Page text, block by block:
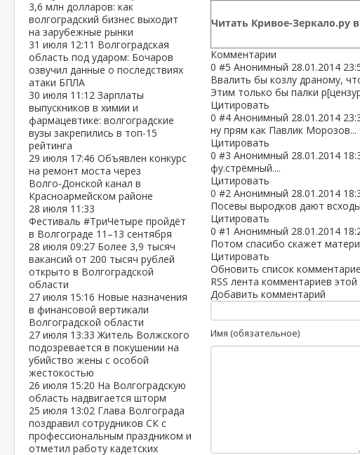
3,6 млн долларов: как
волгоградский бизнес выходит
на зарубежные рынки
31 июля 12:11 Волгоградская
область под ударом: Бочаров
озвучил данные о последствиях
атаки БПЛА
30 июля 11:12 Зарплаты
выпускников в химии и
фармацевтике: волгоградские
вузы закрепились в топ‑15
рейтинга
29 июля 17:46 Объявлен конкурс
на ремонт моста через
Волго‑Донской канал в
Красноармейском районе
28 июля 11:33
Фестиваль #ТриЧетыре пройдёт
в Волгограде 11–13 сентября
28 июля 09:27 Более 3,9 тысяч
вакансий от 200 тысяч рублей
открыто в Волгоградской
области
27 июля 15:16 Новые назначения
в финансовой вертикали
Волгоградской области
27 июля 13:33Житель Волжского
подозревается в покушении на
убийство жены с особой
жестокостью
26 июля 15:20 На Волгоградскую
область надвигается шторм
25 июля 13:02 Глава Волгограда
поздравил сотрудников СК с
профессиональным праздником и
отметил работу кадетских
Читать Кривое-Зеркало.ру в
Комментарии
0 #5 Анонимный 28.01.2014
Ввалить бы козлу драному,
Этим только бы палки
Цитировать
0 #4 Анонимный 28.01.2014
ну прям как Павлик
Цитировать
0 #3 Анонимный 28.01.2014
фу.стрёмный....
Цитировать
0 #2 Анонимный 28.01.2014
Посевы выродков дают
Цитировать
0 #1 Анонимный 28.01.2014
Потом спасибо скажет
Цитировать
Обновить список
RSS лента комментариев этой
Добавить комментарий
Имя (обязательное)